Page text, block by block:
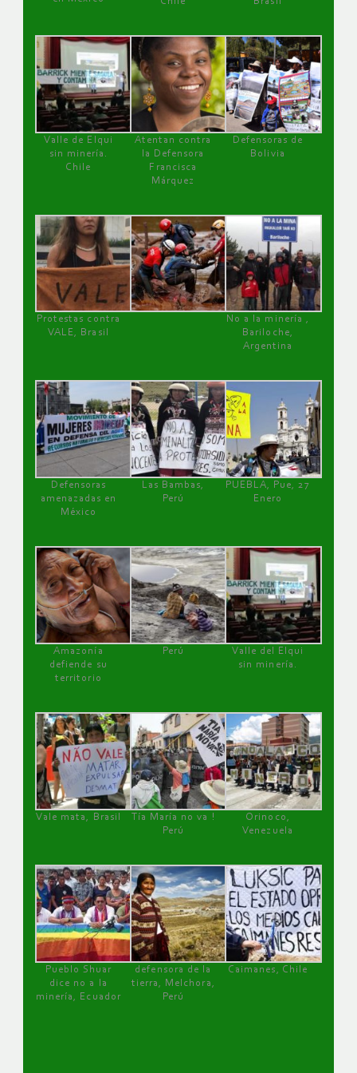
Valle de Elqui
sin minería.
Chile
Atentan contra
la Defensora
Francisca
Márquez
Defensoras de
Bolivia
Protestas contra
VALE, Brasil
No a la minería ,
Bariloche,
Argentina
Defensoras
amenazadas en
México
Las Bambas,
Perú
PUEBLA, Pue, 27
Enero
Amazonía
defiende su
territorio
Perú
Valle del Elqui
sin minería.
Vale mata, Brasil
Tía María no va !
Perú
Orinoco,
Venezuela
Pueblo Shuar
dice no a la
minería, Ecuador
defensora de la
tierra, Melchora,
Perú
Caimanes, Chile